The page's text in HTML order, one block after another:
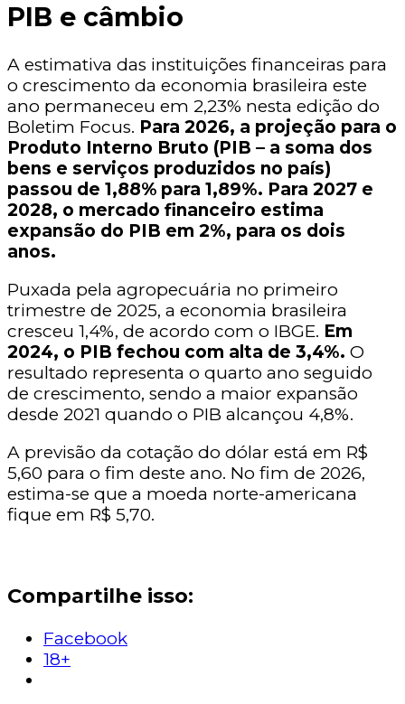
PIB e câmbio
A estimativa das instituições financeiras para
o crescimento da economia brasileira este
ano permaneceu em 2,23% nesta edição do
Boletim Focus. Para 2026, a projeção para o
Produto Interno Bruto (PIB – a soma dos
bens e serviços produzidos no país)
passou de 1,88% para 1,89%. Para 2027 e
2028, o mercado financeiro estima
expansão do PIB em 2%, para os dois
anos.
Puxada pela agropecuária no primeiro
trimestre de 2025, a economia brasileira
cresceu 1,4%, de acordo com o IBGE. Em
2024, o PIB fechou com alta de 3,4%. O
resultado representa o quarto ano seguido
de crescimento, sendo a maior expansão
desde 2021 quando o PIB alcançou 4,8%.
A previsão da cotação do dólar está em R$
5,60 para o fim deste ano. No fim de 2026,
estima-se que a moeda norte-americana
fique em R$ 5,70.
Compartilhe isso:
Facebook
18+